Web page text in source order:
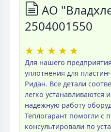
АО
2504001550
★ ★ ★ ★ ★
Для нашего
уплотнения для
Ридан. Все детали
легко устанавливаются
надежную работу
Теплогарант помогли с
консультировали по